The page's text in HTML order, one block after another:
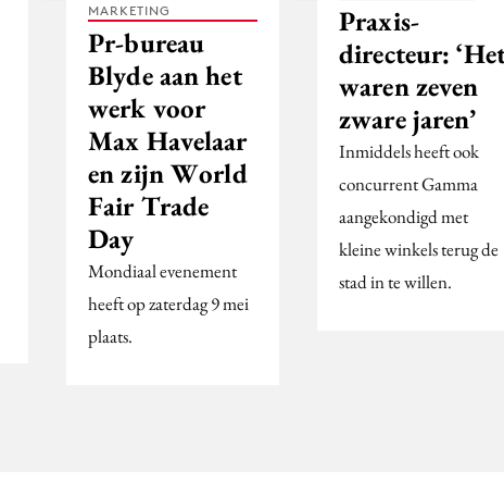
MARKETING
Pr-bureau
Blyde aan het
werk voor
Max Havelaar
en zijn World
Fair Trade
Day
Mondiaal evenement
heeft op zaterdag 9 mei
plaats.
Praxis-
directeur:
waren zeven
zware jaren’
Inmiddels heeft ook
concurrent Gamma
aangekondigd met
kleine winkels terug de
stad in te willen.